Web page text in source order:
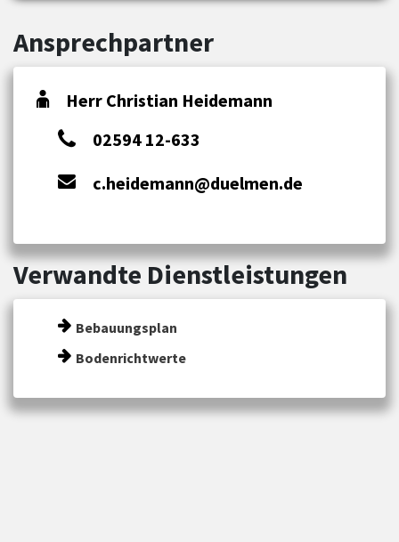
Ansprechpartner
Herr Christian Heidemann
02594 12-633
c.heidemann@duelmen.de
Verwandte Dienstleistungen
Bebauungsplan
Bodenrichtwerte